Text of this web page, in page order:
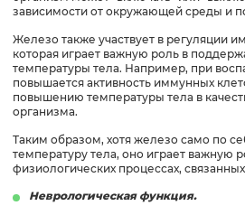
зависимости от окружающей среды и
Железо также участвует в регуляции
которая играет важную роль в
температуры тела. Например, при
повышается активность иммунных
повышению температуры тела в
организма.
Таким образом, хотя железо само по
температуру тела, оно играет важную
физиологических процессах,
Неврологическая функция.